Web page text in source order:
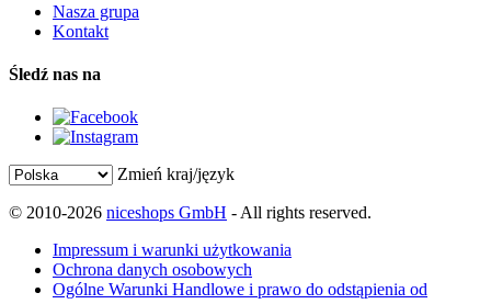
Nasza grupa
Kontakt
Śledź nas na
Zmień kraj/język
© 2010-2026 niceshops GmbH - All rights reserved.
Impressum i warunki użytkowania
Ochrona danych osobowych
Ogólne Warunki Handlowe i prawo do odstąpienia od